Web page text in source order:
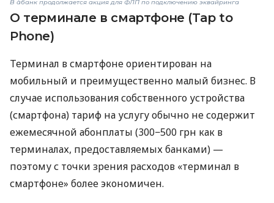
В àбанк продолжается акция для ФЛП по подключению эквайринга
О терминале в смартфоне (Tap to
Phone)
Терминал в смартфоне ориентирован на
мобильный и преимущественно малый бизнес. В
случае использования собственного устройства
(смартфона) тариф на услугу обычно не содержит
ежемесячной абонплаты (300−500 грн как в
терминалах, предоставляемых банками) —
поэтому с точки зрения расходов «терминал в
смартфоне» более экономичен.